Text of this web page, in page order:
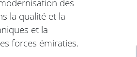
des
la qualité et la
et la
forces émiraties.